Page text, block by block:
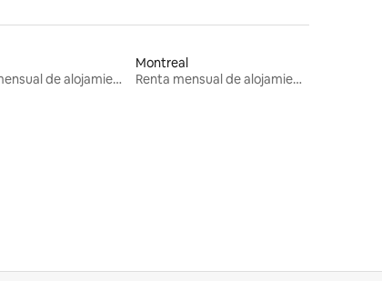
Renta mensual de alojamientos
Montreal
Renta mensual de alojamientos